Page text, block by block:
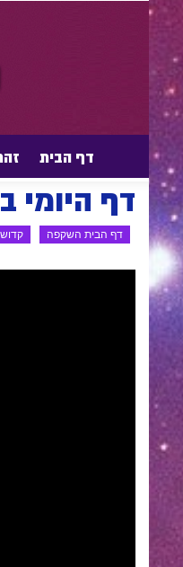
דף הבית
דף הבית השקפה
דף היומי
דף הבית השקפה